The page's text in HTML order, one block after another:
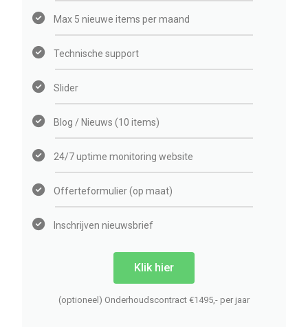
Max 5 nieuwe items per maand
Technische support
Slider
Blog / Nieuws (10 items)
24/7 uptime monitoring website
Offerteformulier (op maat)
Inschrijven nieuwsbrief
Klik hier
(optioneel) Onderhoudscontract €1495,- per jaar